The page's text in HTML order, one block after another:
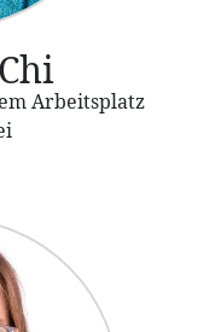
Arbeitsplatz